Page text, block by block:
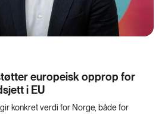
europeisk opprop for
i EU
konkret verdi for Norge, både for